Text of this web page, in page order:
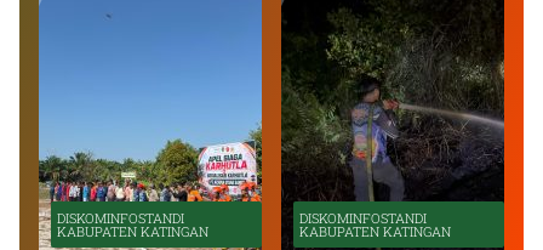
DISKOMINFOSTANDI
KABUPATEN KATINGAN
DISKOMINFOSTANDI
KABUPATEN KATINGAN